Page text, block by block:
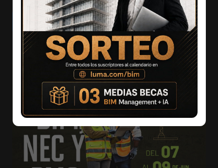
Agregar al carrito $59 $29